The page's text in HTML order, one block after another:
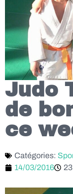
Judo
de
ce
Catégories:
14/03/2016